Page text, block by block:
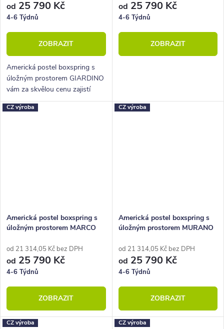
od 25 790 Kč
4-6 Týdnů
ZOBRAZIT
Americká postel boxspring s
úložným prostorem GIARDINO
vám za skvělou cenu zajistí
vysoké, pohodlné spaní a velký
úložný prostor.
od 25 790 Kč
4-6 Týdnů
ZOBRAZIT
CZ výroba
Americká postel boxspring s
úložným prostorem MARCO
od 21 314,05 Kč bez DPH
od 25 790 Kč
4-6 Týdnů
ZOBRAZIT
CZ výroba
Americká postel boxspring s
úložným prostorem MURANO
od 21 314,05 Kč bez DPH
od 25 790 Kč
4-6 Týdnů
ZOBRAZIT
CZ výroba CZ výroba